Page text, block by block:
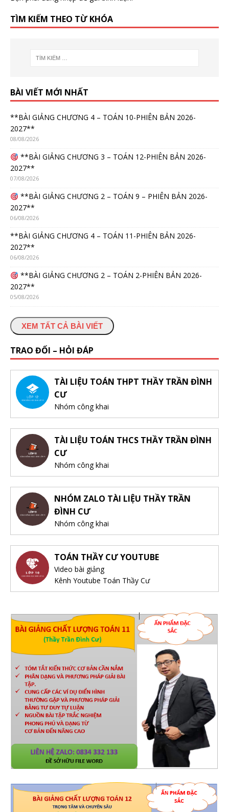
TÌM KIẾM THEO TỪ KHÓA
BÀI VIẾT MỚI NHẤT
**BÀI GIẢNG CHƯƠNG 4 – TOÁN 10-PHIÊN BẢN 2026-
2027**
08/08/2026
**BÀI GIẢNG CHƯƠNG 3 – TOÁN 12-PHIÊN BẢN 2026-
2027**
07/08/2026
**BÀI GIẢNG CHƯƠNG 2 – TOÁN 9 – PHIÊN BẢN 2026-
2027**
06/08/2026
**BÀI GIẢNG CHƯƠNG 4 – TOÁN 11-PHIÊN BẢN 2026-
2027**
06/08/2026
**BÀI GIẢNG CHƯƠNG 2 – TOÁN 2-PHIÊN BẢN 2026-
2027**
05/08/2026
XEM TẤT CẢ BÀI VIẾT
TRAO ĐỔI – HỎI ĐÁP
TÀI LIỆU TOÁN THPT THẦY TRẦN ĐÌNH
CƯ
Nhóm công khai
TÀI LIỆU TOÁN THCS THẦY TRẦN ĐÌNH
CƯ
Nhóm công khai
NHÓM ZALO TÀI LIỆU THẦY TRẦN
ĐÌNH CƯ
Nhóm công khai
TOÁN THẦY CƯ YOUTUBE
Video bài giảng
Kênh Youtube Toán Thầy Cư